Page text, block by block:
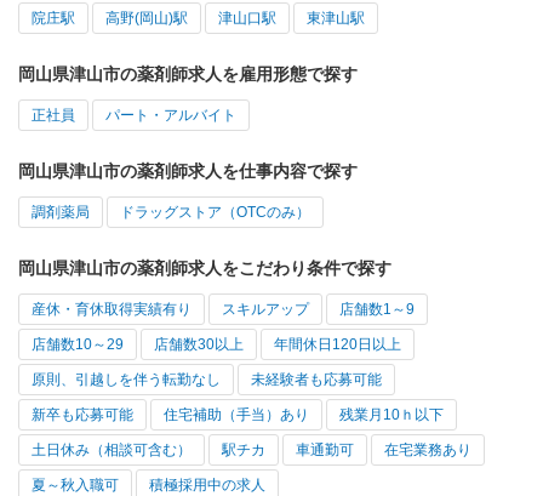
院庄駅 高野(岡山)駅 津山口駅 東津山駅
岡山県津山市の薬剤師求人を雇用形態で探す
正社員 パート・アルバイト
岡山県津山市の薬剤師求人を仕事内容で探す
調剤薬局 ドラッグストア（OTCのみ）
岡山県津山市の薬剤師求人をこだわり条件で探す
産休・育休取得実績有り スキルアップ 店舗数1～9
店舗数10～29 店舗数30以上 年間休日120日以上
原則、引越しを伴う転勤なし 未経験者も応募可能
新卒も応募可能 住宅補助（手当）あり 残業月10ｈ以下
土日休み（相談可含む） 駅チカ 車通勤可 在宅業務あり
夏～秋入職可 積極採用中の求人